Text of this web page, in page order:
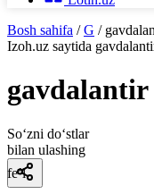
Bosh sahifa / G /
Izoh.uz saytida
gavdalantir
So‘zni do‘stlar
bilan ulashing
fe’l